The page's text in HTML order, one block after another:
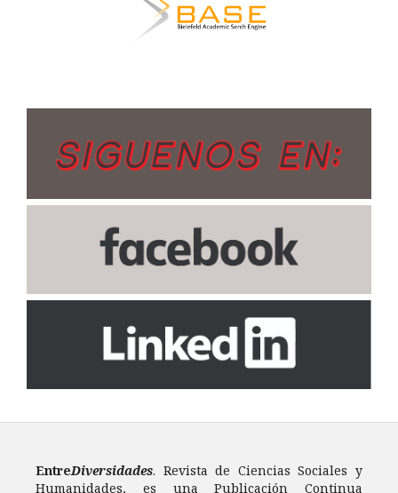
EntreDiversidades. Revista de Ciencias Sociales y
Humanidades, es una Publicación Continua